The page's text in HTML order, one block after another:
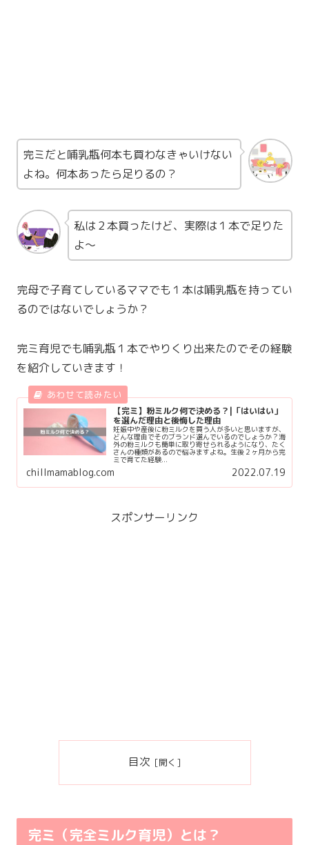
完ミだと哺乳瓶何本も買わなきゃいけない
よね。何本あったら足りるの？
私は２本買ったけど、実際は１本で足りた
よ〜
完母で子育てしているママでも１本は哺乳瓶を持ってい
るのではないでしょうか？
完ミ育児でも哺乳瓶１本でやりくり出来たのでその経験
を紹介していきます！
【完ミ】粉ミルク何で決める？|「はいはい」
を選んだ理由と後悔した理由
妊娠中や産後に粉ミルクを買う人が多いと思いますが、
どんな理由でそのブランド選んでいるのでしょうか？海
外の粉ミルクも簡単に取り寄せられるようになり、たく
さんの種類があるので悩みますよね。生後２ヶ月から完
ミで育てた経験...
chillmamablog.com 2022.07.19
スポンサーリンク
目次
完ミ（完全ミルク育児）とは？